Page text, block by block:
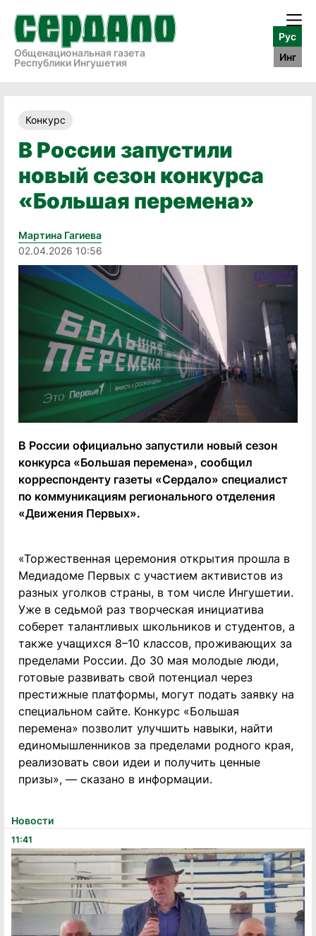
Общенациональная газета
Республики Ингушетия
Рус
Инг
Новости
11:41
Конкурс
В России запустили
новый сезон конкурса
«Большая перемена»
Мартина Гагиева
02.04.2026 10:56
В России официально запустили новый сезон
конкурса «Большая перемена», сообщил
корреспонденту газеты «Сердало» специалист
по коммуникациям регионального отделения
«Движения Первых».
«Торжественная церемония открытия прошла в
Медиадоме Первых с участием активистов из
разных уголков страны, в том числе Ингушетии.
Уже в седьмой раз творческая инициатива
соберет талантливых школьников и студентов, а
также учащихся 8–10 классов, проживающих за
пределами России. До 30 мая молодые люди,
готовые развивать свой потенциал через
престижные платформы, могут подать заявку на
специальном сайте. Конкурс «Большая
перемена» позволит улучшить навыки, найти
единомышленников за пределами родного края,
реализовать свои идеи и получить ценные
призы», — сказано в информации.